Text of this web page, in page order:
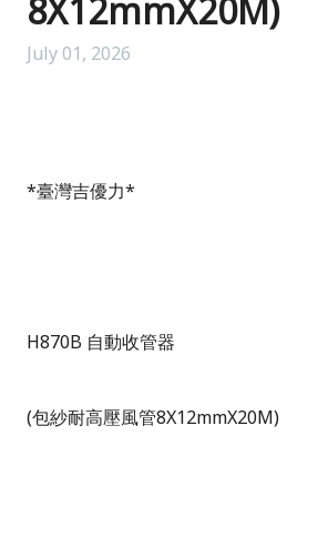
8X12mmX20M)
July 01, 2026
*臺灣吉優力*
H870B 自動收管器
(包紗耐高壓風管8X12mmX20M)